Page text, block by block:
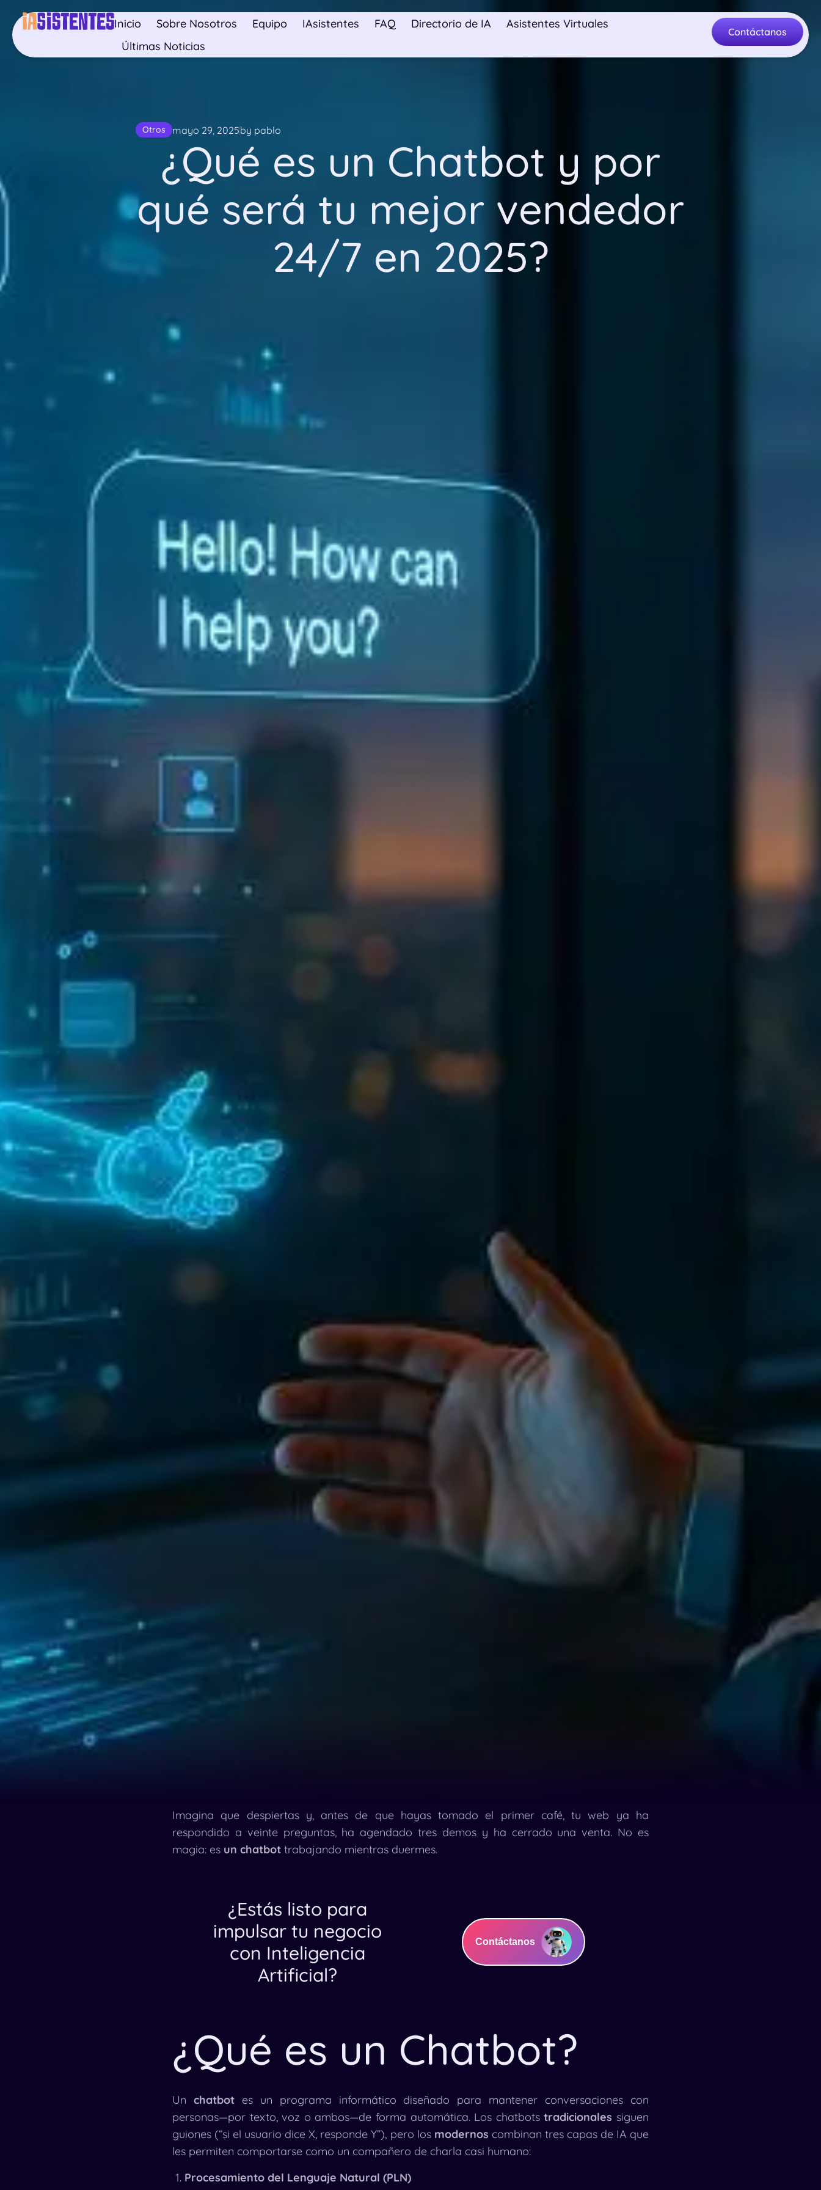
Inicio Sobre Nosotros Equipo IAsistentes FAQ Directorio de IA
Asistentes Virtuales
Últimas Noticias
Contáctanos
Otros mayo 29, 2025by pablo
¿Qué es un Chatbot y por
qué será tu mejor vendedor
24/7 en 2025?
Imagina que despiertas y, antes de que hayas tomado el primer café, tu web ya ha
respondido a veinte preguntas, ha agendado tres demos y ha cerrado una venta. No es
magia: es un chatbot trabajando mientras duermes.
¿Estás listo para
impulsar tu negocio
con Inteligencia
Artificial?
Contáctanos
¿Qué es un Chatbot?
Un chatbotes un programa informático diseñado para mantener conversaciones con
personas—por texto, voz o ambos—de forma automática. Los chatbotstradicionales siguen
guiones (“si el usuario dice X, responde Y”), pero los modernos combinan tres capas de IA que
les permiten comportarse como un compañero de charla casi humano:
Procesamiento del Lenguaje Natural (PLN)